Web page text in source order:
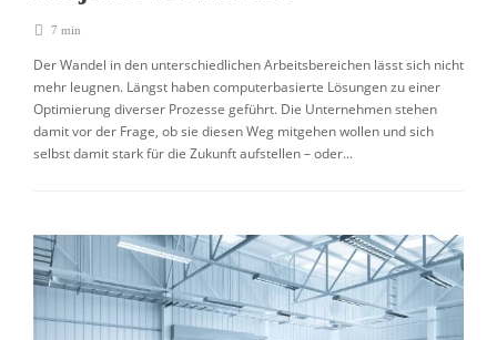
7 min
Der Wandel in den unterschiedlichen Arbeitsbereichen lässt sich nicht
mehr leugnen. Längst haben computerbasierte Lösungen zu einer
Optimierung diverser Prozesse geführt. Die Unternehmen stehen
damit vor der Frage, ob sie diesen Weg mitgehen wollen und sich
selbst damit stark für die Zukunft aufstellen – oder...